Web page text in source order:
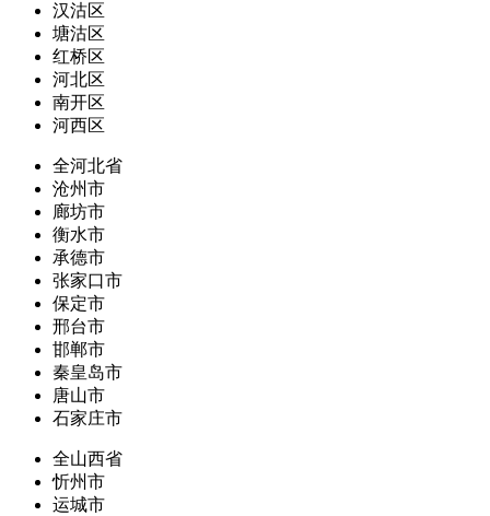
汉沽区
塘沽区
红桥区
河北区
南开区
河西区
全河北省
沧州市
廊坊市
衡水市
承德市
张家口市
保定市
邢台市
邯郸市
秦皇岛市
唐山市
石家庄市
全山西省
忻州市
运城市